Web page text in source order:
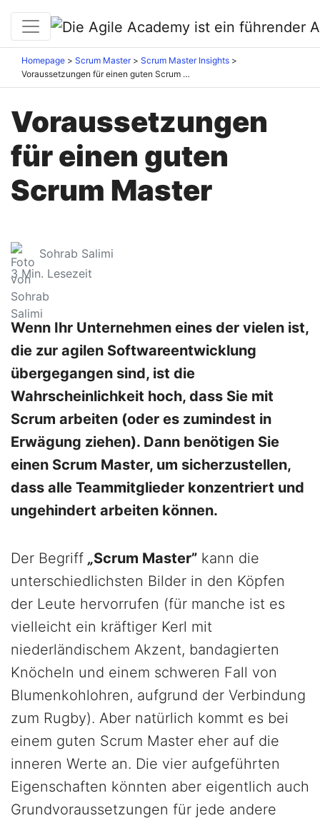
Homepage Scrum Master
Scrum Master Insights
Voraussetzungen für einen guten Scrum Master
Voraussetzungen
für einen guten
Scrum Master
Sohrab Salimi
3Min. Lesezeit
Wenn Ihr Unternehmen eines der vielen ist,
die zur agilen Softwareentwicklung
übergegangen sind, ist die
Wahrscheinlichkeit hoch, dass Sie mit
Scrum arbeiten (oder es zumindest in
Erwägung ziehen). Dann benötigen Sie
einen Scrum Master, um sicherzustellen,
dass alle Teammitglieder konzentriert und
ungehindert arbeiten können.
Der Begriff „Scrum Master” kann die
unterschiedlichsten Bilder in den Köpfen
der Leute hervorrufen (für manche ist es
vielleicht ein kräftiger Kerl mit
niederländischem Akzent, bandagierten
Knöcheln und einem schweren Fall von
Blumenkohlohren, aufgrund der Verbindung
zum Rugby). Aber natürlich kommt es bei
einem guten Scrum Master eher auf die
inneren Werte an. Die vier aufgeführten
Eigenschaften könnten aber eigentlich auch
Grundvoraussetzungen für jede andere